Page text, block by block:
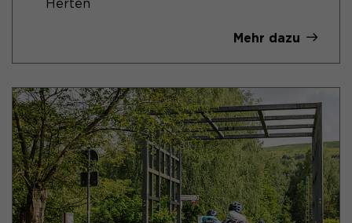
Herten
Mehr dazu